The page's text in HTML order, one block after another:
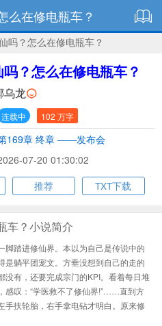
么在修电瓶车？
吗？怎么在修电瓶车？
？怎么在修电瓶车？
乌龙
连载中 102 万字
169章 终章 ——发布会
07-20 01:30:02
推荐 TXT下载
车？小说简介
脚踏进修仙界。本以为自己是传说中的
是躺平团宠文。方垂没想到自己的走的
没有，还要完成宗门的KPI。看着每日堆
感叹：“学医救不了修仙界!”……直到方
手扶轮胎，右手拿电钻才明白。原来修